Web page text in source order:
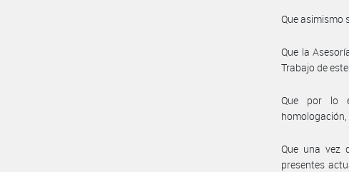
Que asimismo
Que la
Trabajo de
Que por lo
Que una vez
presentes